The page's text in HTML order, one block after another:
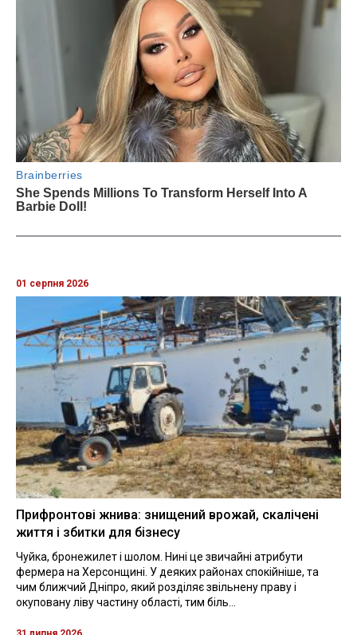
01 серпня 2026
Прифронтові жнива: знищений врожай, скалічені
життя і збитки для бізнесу
Чуйка, бронежилет і шолом. Нині це звичайні атрибути
фермера на Херсонщині. У деяких районах спокійніше, та
чим ближчий Дніпро, який розділяє звільнену праву і
окуповану ліву частину області, тим біль...